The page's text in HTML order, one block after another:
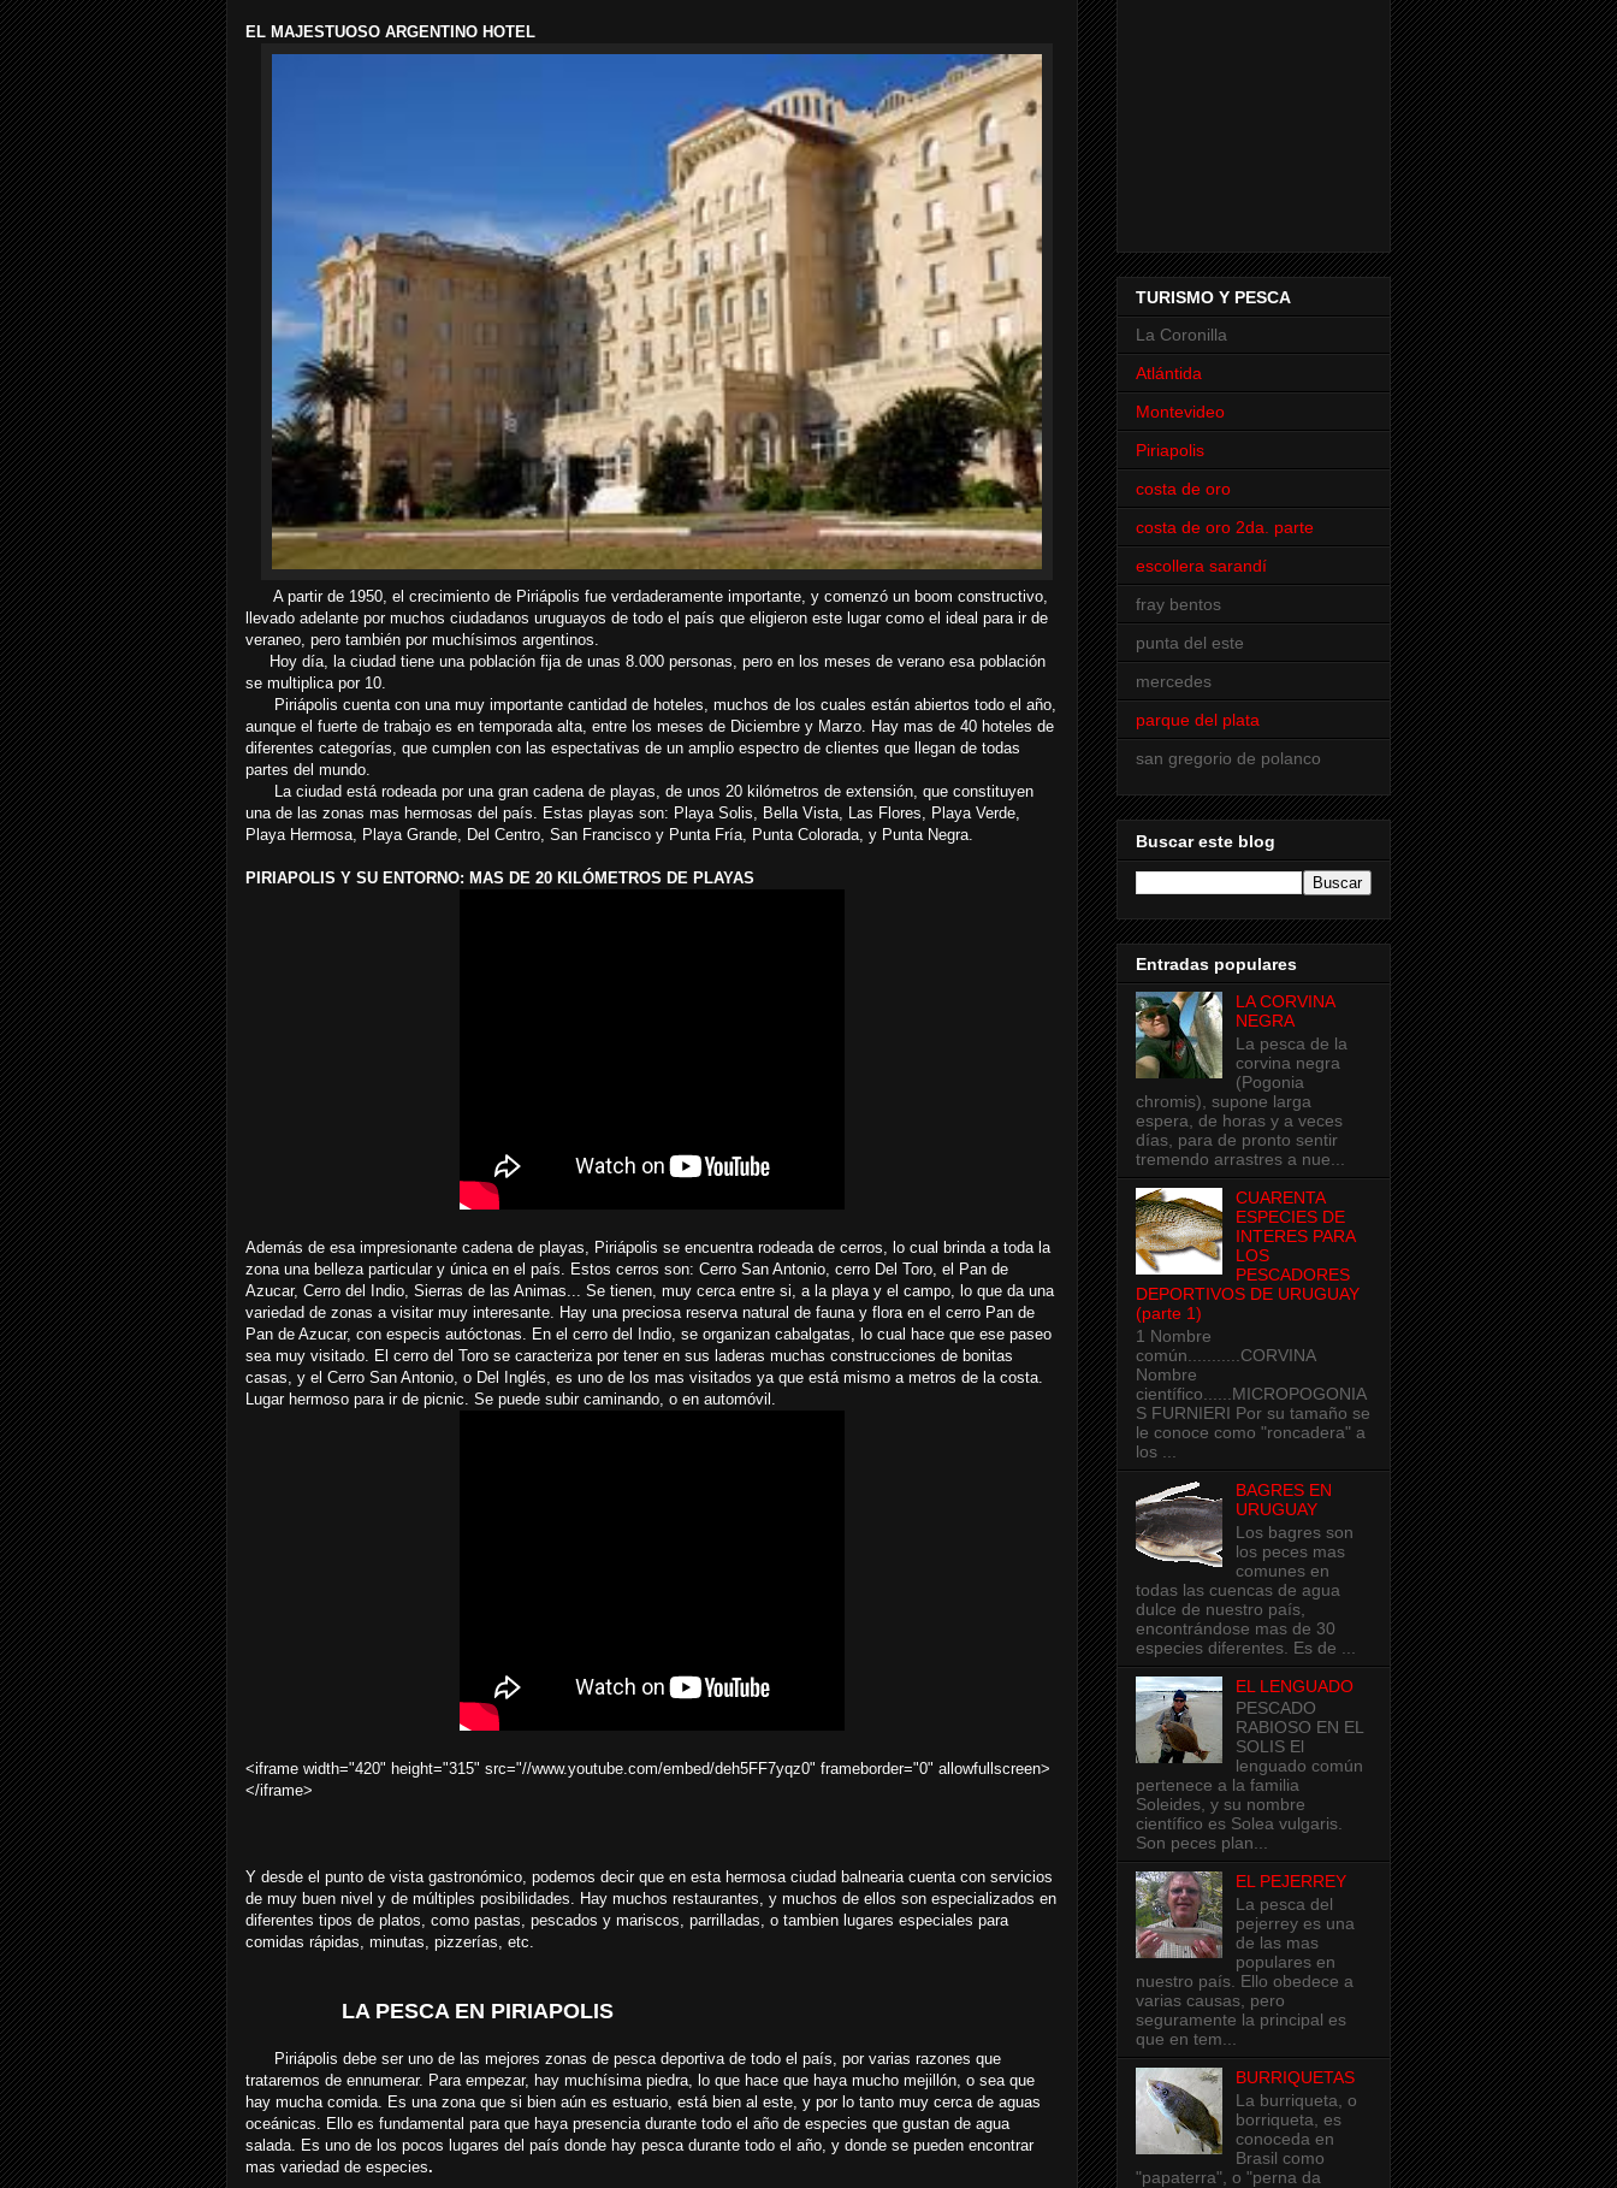
EL MAJESTUOSO ARGENTINO HOTEL
A partir de 1950, el crecimiento de Piriápolis fue verdaderamente importante, y comenzó un boom constructivo,
llevado adelante por muchos ciudadanos uruguayos de todo el país que eligieron este lugar como el ideal para ir de
veraneo, pero también por muchísimos argentinos.
Hoy día, la ciudad tiene una población fija de unas 8.000 personas, pero en los meses de verano esa población
se multiplica por 10.
Piriápolis cuenta con una muy importante cantidad de hoteles, muchos de los cuales están abiertos todo el año,
aunque el fuerte de trabajo es en temporada alta, entre los meses de Diciembre y Marzo. Hay mas de 40 hoteles de
diferentes categorías, que cumplen con las espectativas de un amplio espectro de clientes que llegan de todas
partes del mundo.
La ciudad está rodeada por una gran cadena de playas, de unos 20 kilómetros de extensión, que constituyen
una de las zonas mas hermosas del país. Estas playas son: Playa Solis, Bella Vista, Las Flores, Playa Verde,
Playa Hermosa, Playa Grande, Del Centro, San Francisco y Punta Fría, Punta Colorada, y Punta Negra.
PIRIAPOLIS Y SU ENTORNO: MAS DE 20 KILÓMETROS DE PLAYAS
Además de esa impresionante cadena de playas, Piriápolis se encuentra rodeada de cerros, lo cual brinda a toda la
zona una belleza particular y única en el país. Estos cerros son: Cerro San Antonio, cerro Del Toro, el Pan de
Azucar, Cerro del Indio, Sierras de las Animas... Se tienen, muy cerca entre si, a la playa y el campo, lo que da una
variedad de zonas a visitar muy interesante. Hay una preciosa reserva natural de fauna y flora en el cerro Pan de
Pan de Azucar, con especis autóctonas. En el cerro del Indio, se organizan cabalgatas, lo cual hace que ese paseo
sea muy visitado. El cerro del Toro se caracteriza por tener en sus laderas muchas construcciones de bonitas
casas, y el Cerro San Antonio, o Del Inglés, es uno de los mas visitados ya que está mismo a metros de la costa.
Lugar hermoso para ir de picnic. Se puede subir caminando, o en automóvil.
<iframe width="420" height="315" src="//www.youtube.com/embed/deh5FF7yqz0" frameborder="0" allowfullscreen>
</iframe>
Y desde el punto de vista gastronómico, podemos decir que en esta hermosa ciudad balnearia cuenta con servicios
de muy buen nivel y de múltiples posibilidades. Hay muchos restaurantes, y muchos de ellos son especializados en
diferentes tipos de platos, como pastas, pescados y mariscos, parrilladas, o tambien lugares especiales para
comidas rápidas, minutas, pizzerías, etc.
LA PESCA EN PIRIAPOLIS
Piriápolis debe ser uno de las mejores zonas de pesca deportiva de todo el país, por varias razones que
trataremos de ennumerar. Para empezar, hay muchísima piedra, lo que hace que haya mucho mejillón, o sea que
hay mucha comida. Es una zona que si bien aún es estuario, está bien al este, y por lo tanto muy cerca de aguas
oceánicas. Ello es fundamental para que haya presencia durante todo el año de especies que gustan de agua
salada. Es uno de los pocos lugares del país donde hay pesca durante todo el año, y donde se pueden encontrar
mas variedad de especies.
TURISMO Y PESCA
La Coronilla
Atlántida
Montevideo
Piriapolis
costa de oro
costa de oro 2da. parte
escollera sarandí
fray bentos
punta del este
mercedes
parque del plata
san gregorio de polanco
Buscar este blog
Entradas populares
LA CORVINA
NEGRA
La pesca de la
corvina negra
(Pogonia
chromis), supone larga
espera, de horas y a veces
días, para de pronto sentir
tremendo arrastres a nue...
CUARENTA
ESPECIES DE
INTERES PARA
LOS
PESCADORES
DEPORTIVOS DE URUGUAY
(parte 1)
1 Nombre
común...........CORVINA
Nombre
científico......MICROPOGONIA
S FURNIERI Por su tamaño se
le conoce como "roncadera" a
los ...
BAGRES EN
URUGUAY
Los bagres son
los peces mas
comunes en
todas las cuencas de agua
dulce de nuestro país,
encontrándose mas de 30
especies diferentes. Es de ...
EL LENGUADO
PESCADO
RABIOSO EN EL
SOLIS El
lenguado común
pertenece a la familia
Soleides, y su nombre
científico es Solea vulgaris.
Son peces plan...
EL PEJERREY
La pesca del
pejerrey es una
de las mas
populares en
nuestro país. Ello obedece a
varias causas, pero
seguramente la principal es
que en tem...
BURRIQUETAS
La burriqueta, o
borriqueta, es
conoceda en
Brasil como
"papaterra", o "perna da